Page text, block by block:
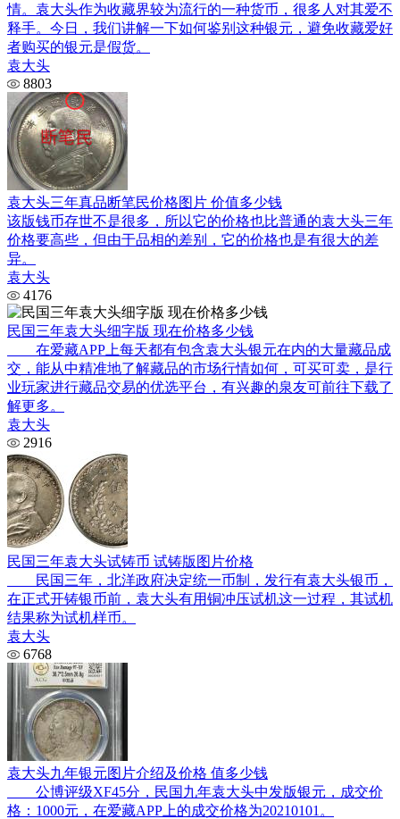
情。袁大头作为收藏界较为流行的一种货币，很多人对其爱不
释手。今日，我们讲解一下如何鉴别这种银元，避免收藏爱好
者购买的银元是假货。
袁大头
8803
袁大头三年真品断笔民价格图片 价值多少钱
该版钱币存世不是很多，所以它的价格也比普通的袁大头三年
价格要高些，但由于品相的差别，它的价格也是有很大的差
异。
袁大头
4176
民国三年袁大头细字版 现在价格多少钱
在爱藏APP上每天都有包含袁大头银元在内的大量藏品成
交，能从中精准地了解藏品的市场行情如何，可买可卖，是行
业玩家进行藏品交易的优选平台，有兴趣的泉友可前往下载了
解更多。
袁大头
2916
民国三年袁大头试铸币 试铸版图片价格
民国三年，北洋政府决定统一币制，发行有袁大头银币，
在正式开铸银币前，袁大头有用铜冲压试机这一过程，其试机
结果称为试机样币。
袁大头
6768
袁大头九年银元图片介绍及价格 值多少钱
公博评级XF45分，民国九年袁大头中发版银元，成交价
格：1000元，在爱藏APP上的成交价格为20210101。